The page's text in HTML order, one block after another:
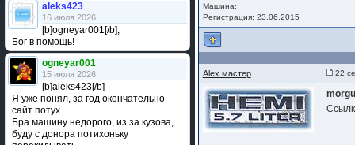
aleks423
16 июля 2026
[b]ogneyar001[/b],
Бог в помощь!
ogneyar001
15 июля 2026
[b]aleks423[/b]
Я уже понял, за год окончательно
сайт потух.
Бра машину недорого, из за кузова,
буду с донора потихоньку
Машина:
Регистрация: 23.06.2015
Alex мастер 22